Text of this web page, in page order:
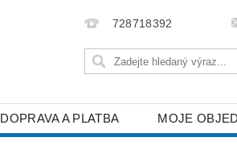
728718392
DOPRAVA A PLATBA MOJE